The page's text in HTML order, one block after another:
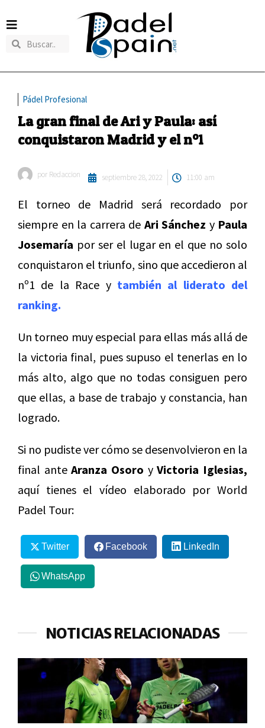
Pádel Profesional
La gran final de Ari y Paula: así
conquistaron Madrid y el nº1
por Redaccion septiembre 28, 2022 11:00 am
El torneo de Madrid será recordado por
siempre en la carrera de Ari Sánchez y Paula
Josemaría por ser el lugar en el que no solo
conquistaron el triunfo, sino que accedieron al
nº1 de la Race y también al liderato del
ranking.
Un torneo muy especial para ellas más allá de
la victoria final, pues supuso el tenerlas en lo
más alto, algo que no todas consiguen pero
que ellas, a base de trabajo y constancia, han
logrado.
Si no pudiste ver cómo se desenvolvieron en la
final anteAranza Osoro yVictoria Iglesias,
aquí tienes el vídeo elaborado por World
Padel Tour:
Twitter Facebook LinkedIn
WhatsApp
NOTICIAS RELACIONADAS